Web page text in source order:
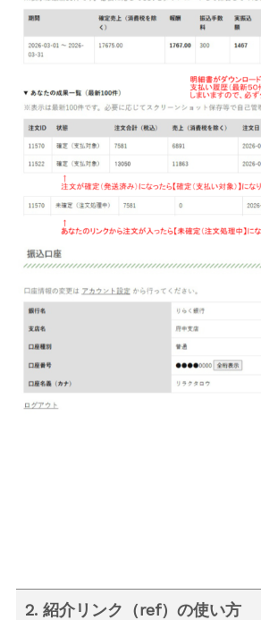
2. 紹介リンク（ref）の使い方